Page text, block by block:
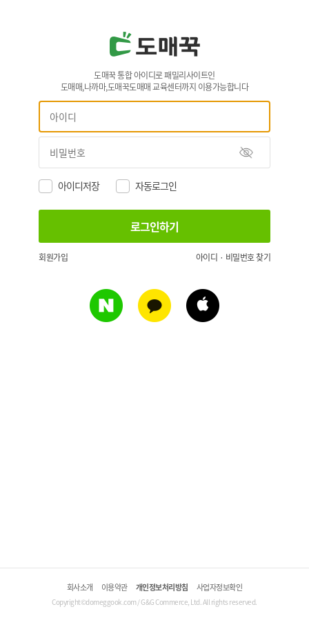
도매꾹 통합 아이디로 패밀리사이트인
도매매,나까마,도매꾹도매매 교육센터까지 이용가능합니다
아이디저장 자동로그인
회원가입 아이디 · 비밀번호 찾기
회사소개 이용약관 개인정보처리방침 사업자정보확인
Copyright©domeggook.com / G&G Commerce, Ltd. All rights reserved.